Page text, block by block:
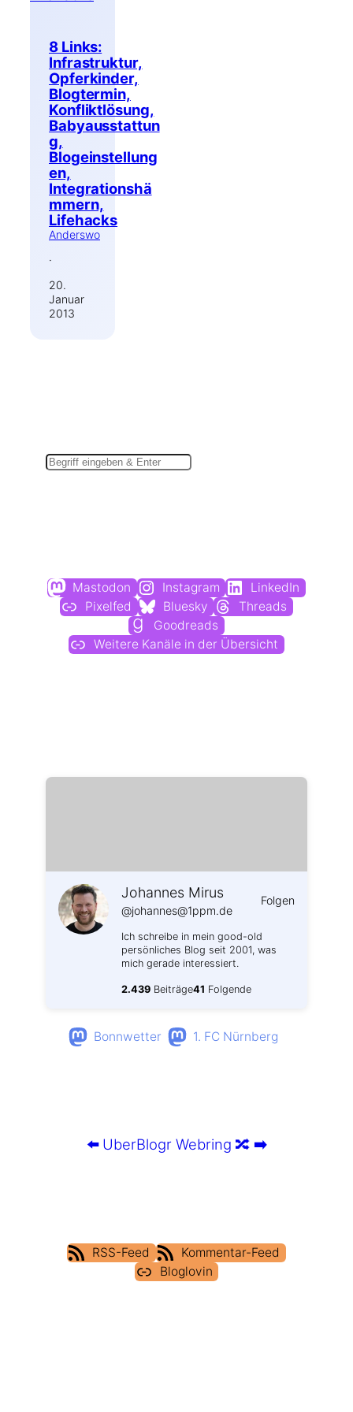
8 Links:
Infrastruktur,
Opferkinder,
Blogtermin,
Konfliktlösung,
Babyausstattun
g,
Blogeinstellung
en,
Integrationshä
mmern,
Lifehacks
Anderswo
·
20.
Januar
2013
Mastodon Instagram
LinkedIn
Pixelfed
Bluesky
Threads
Goodreads
Weitere Kanäle in der Übersicht
Johannes Mirus
@johannes@1ppm.de
Folgen
Ich schreibe in mein good-old
persönliches Blog seit 2001, was
mich gerade interessiert.
2.439 Beiträge41 Folgende
Bonnwetter 1. FC Nürnberg
⬅️ UberBlogr Webring 🔀 ➡️
RSS-Feed
Kommentar-Feed
Bloglovin